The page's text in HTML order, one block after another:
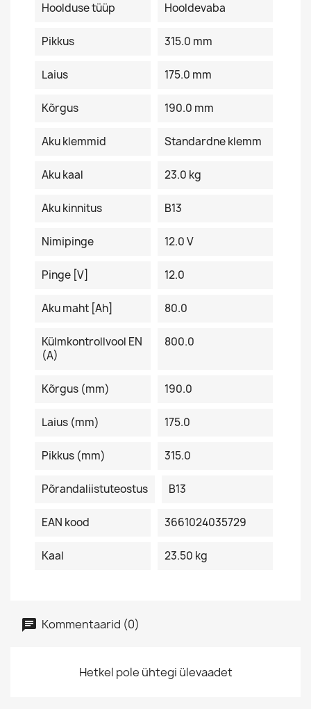
Hoolduse tüüp Hooldevaba
Pikkus 315.0 mm
Laius 175.0 mm
Kõrgus 190.0 mm
Aku klemmid Standardne klemm
Aku kaal 23.0 kg
Aku kinnitus B13
Nimipinge 12.0 V
Pinge [V] 12.0
Aku maht [Ah] 80.0
Külmkontrollvool EN
(A)
800.0
Kõrgus (mm) 190.0
Laius (mm) 175.0
Pikkus (mm) 315.0
Põrandaliistuteostus B13
EAN kood 3661024035729
Kaal 23.50 kg
Kommentaarid (0)
Hetkel pole ühtegi ülevaadet